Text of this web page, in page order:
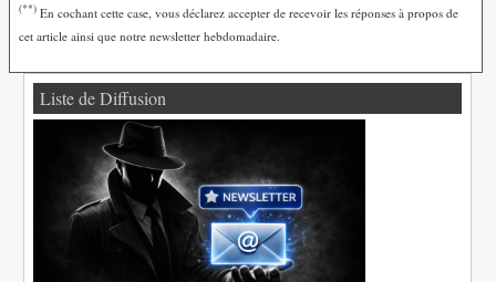
(**) En cochant cette case, vous déclarez accepter de recevoir les réponses à propos de
cet article ainsi que notre newsletter hebdomadaire.
Liste de Diffusion